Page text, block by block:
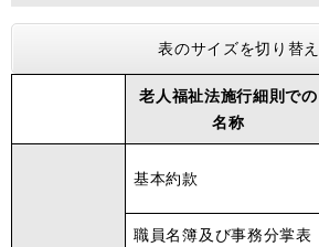
表のサイズを切り替
老人福祉法施行細則での
名称
基本約款
職員名簿及び事務分掌表